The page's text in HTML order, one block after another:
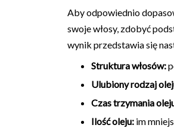
Aby odpowiednio
swoje włosy, zdobyć
wynik przedstawia się
Struktura włosów:
Ulubiony rodzaj
Czas trzymania
Ilość oleju: im